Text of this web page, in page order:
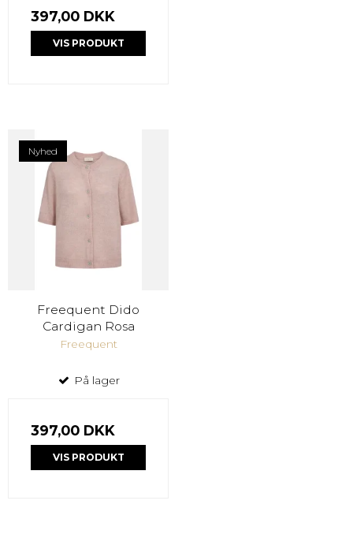
397,00 DKK
VIS PRODUKT
Nyhed
Freequent Dido
Cardigan Rosa
Freequent
På lager
397,00 DKK
VIS PRODUKT